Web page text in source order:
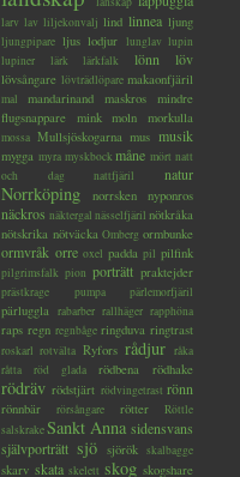
larv lav liljekonvalj lind linnea ljung
ljungpipare ljus lodjur lunglav lupin
lupiner
lärk lärkfalk lönn löv
lövsångare lövträdlöpare makaonfjäril
mal mandarinand maskros
mindre
flugsnappare
mink moln morkulla
mossa Mullsjöskogarna mus musik
mygga myra myskbock måne mört natt
och dag
nattfjäril natur
Norrköping norrsken nyponros
näckros näktergal nässelfjäril nötkråka
nötskrika nötväcka Omberg ormbunke
ormvråk orre oxel padda pil pilfink
pilgrimsfalk pion porträtt praktejder
prästkrage pumpa pärlemorfjäril
pärluggla rabarber rallhäger rapphöna
raps regn regnbåge ringduva ringtrast
roskarl rotvälta Ryfors rådjur råka
råtta
röd glada rödbena rödhake
rödräv rödstjärt rödvingetrast rönn
rönnbär rörsångare rötter
Röttle
salskrakeSankt Anna sidensvans
självporträtt sjö sjörök skalbagge
skarv skata skelett skog skogshare